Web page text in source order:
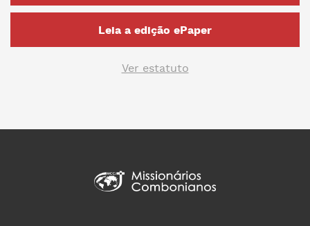
Leia a edição ePaper
Ver estatuto